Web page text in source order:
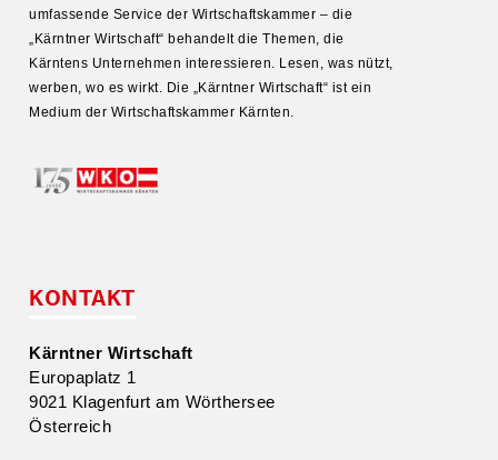
umfas­sende Service der Wirtschafts­kammer – die
„Kärntner Wirtschaft“ behandelt die Themen, die
Kärntens Unter­nehmen inter­es­sieren. Lesen, was nützt,
werben, wo es wirkt. Die „Kärntner Wirtschaft“ ist ein
Medium der Wirtschafts­kammer Kärnten.
KONTAKT
Kärntner Wirtschaft
Europa­platz 1
9021 Klagenfurt am Wörthersee
Öster­reich